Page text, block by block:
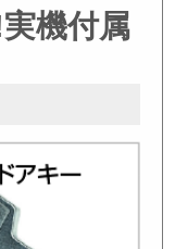
機付属